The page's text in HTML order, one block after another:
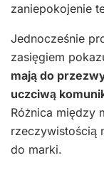
zaniepokojenie
Jednocześnie
zasięgiem
mają do
uczciwą
Różnica między
rzeczywistością
do marki.